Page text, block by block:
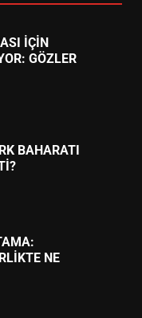
BAHARATI
NE
TÜRKİYE